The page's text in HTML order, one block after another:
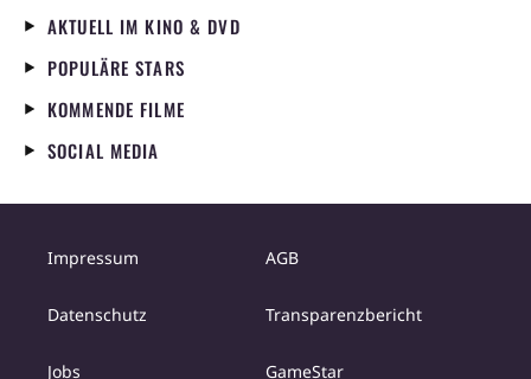
AKTUELL IM KINO & DVD
POPULÄRE STARS
KOMMENDE FILME
SOCIAL MEDIA
Impressum AGB
Datenschutz Transparenzbericht
Jobs GameStar